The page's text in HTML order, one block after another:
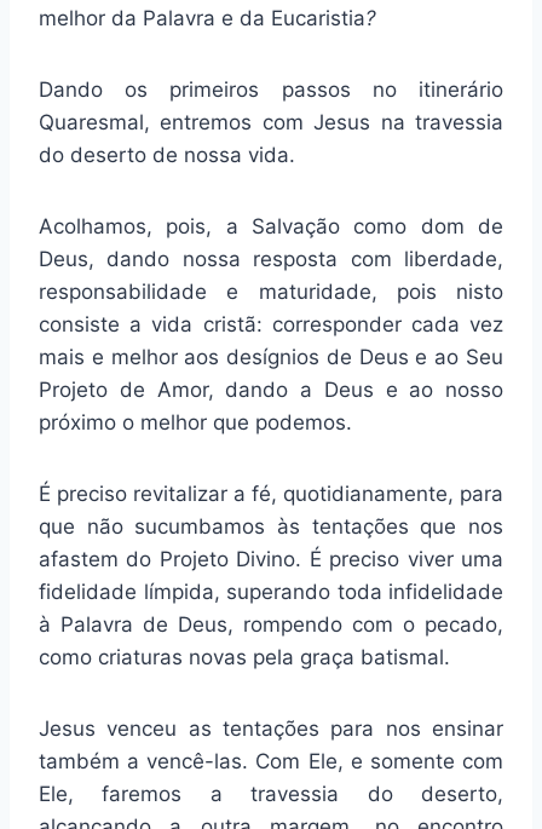
melhor da Palavra e da Eucaristia?
Dando os primeiros passos no itinerário
Quaresmal, entremos com Jesus na travessia
do deserto de nossa vida.
Acolhamos, pois, a Salvação como dom de
Deus, dando nossa resposta com liberdade,
responsabilidade e maturidade, pois nisto
consiste a vida cristã: corresponder cada vez
mais e melhor aos desígnios de Deus e ao Seu
Projeto de Amor, dando a Deus e ao nosso
próximo o melhor que podemos.
É preciso revitalizar a fé, quotidianamente, para
que não sucumbamos às tentações que nos
afastem do Projeto Divino. É preciso viver uma
fidelidade límpida, superando toda infidelidade
à Palavra de Deus, rompendo com o pecado,
como criaturas novas pela graça batismal.
Jesus venceu as tentações para nos ensinar
também a vencê-las. Com Ele, e somente com
Ele, faremos a travessia do deserto,